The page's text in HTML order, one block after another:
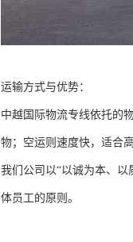
运输方式与优势：
中越国际物流专线依托的
物；空运则速度快，适合
我们公司以“以诚为本、
体员工的原则。